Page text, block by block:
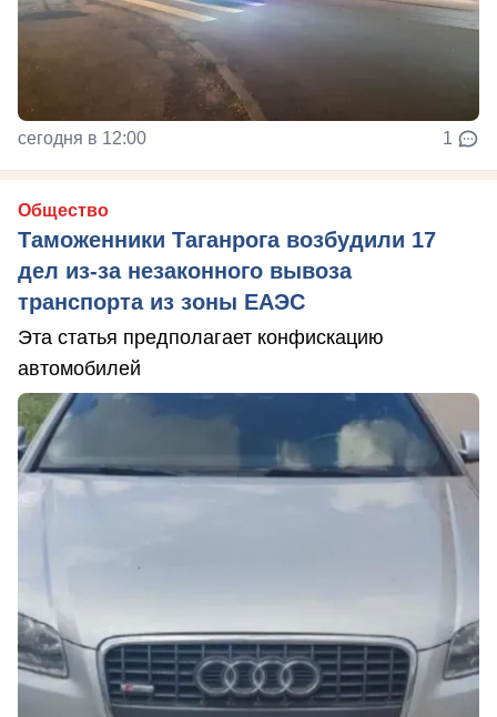
сегодня в 12:00 1
Общество
Таможенники Таганрога возбудили 17
дел из-за незаконного вывоза
транспорта из зоны ЕАЭС
Эта статья предполагает конфискацию
автомобилей